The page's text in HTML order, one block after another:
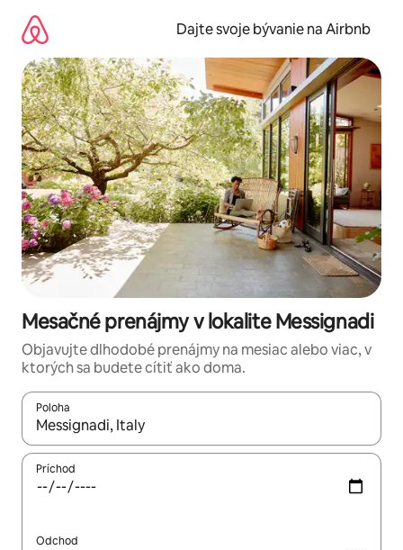
obsah.
Dajte svoje bývanie na Airbnb
Mesačné prenájmy v lokalite Messignadi
Objavujte dlhodobé prenájmy na mesiac alebo viac, v
ktorých sa budete cítiť ako doma.
Poloha
Keď budú výsledky k dispozícii, môžete si ich prechádzať
Príchod
Odchod